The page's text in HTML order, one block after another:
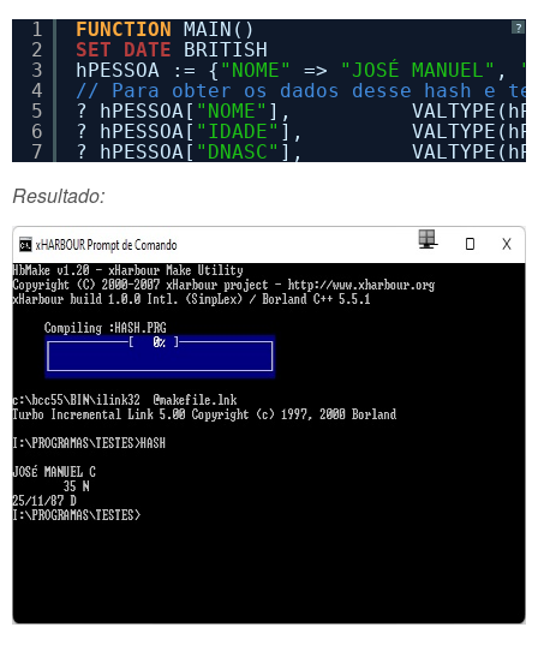
?
1
2
3
4
5
6
7
FUNCTION MAIN()
SET
DATE
BRITISH
hPESSOA := { "NOME" => "JOSÉ MANUEL" ,
// Para obter os dados desse hash e
? hPESSOA[ "NOME" ],
? hPESSOA[ "IDADE" ],
? hPESSOA[ "DNASC" ],
Resultado: